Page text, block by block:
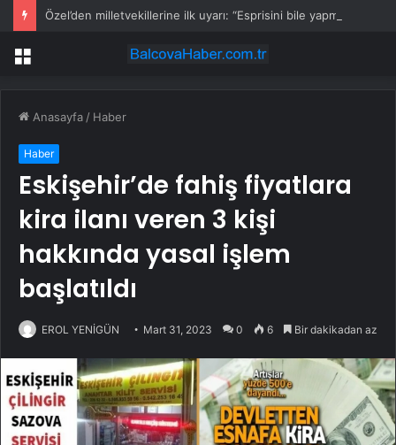
Menü
Anasayfa / Haber
Haber
Eskişehir’de fahiş fiyatlara
kira ilanı veren 3 kişi
hakkında yasal işlem
başlatıldı
EROL YENİGÜN Mart 31, 2023 0 6 Bir dakikadan az